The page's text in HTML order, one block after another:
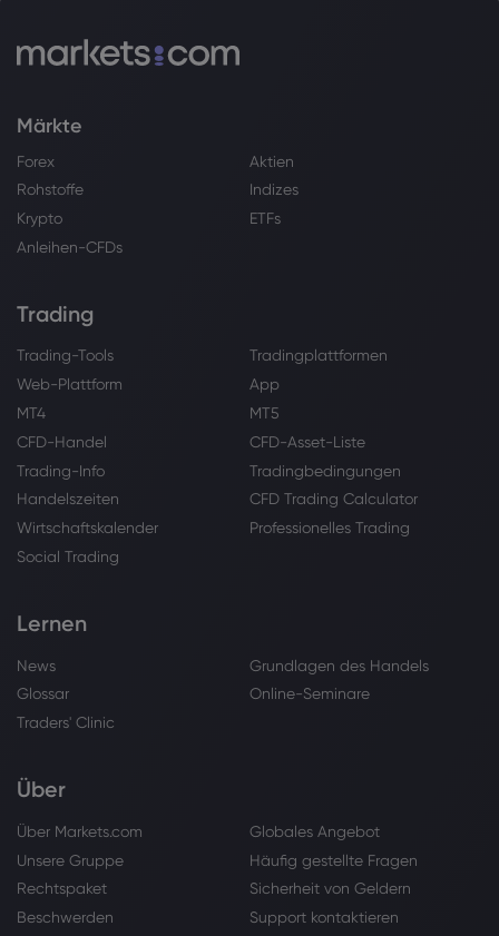
Märkte
Forex
Aktien
Rohstoffe
Indizes
Krypto
ETFs
Anleihen-CFDs
Trading
Trading-Tools
Tradingplattformen
Web-Plattform
App
MT4
MT5
CFD-Handel
CFD-Asset-Liste
Trading-Info
Tradingbedingungen
Handelszeiten
CFD Trading Calculator
Wirtschaftskalender
Professionelles Trading
Social Trading
Lernen
News
Grundlagen des Handels
Glossar
Online-Seminare
Traders' Clinic
Über
Über Markets.com
Globales Angebot
Unsere Gruppe
Häufig gestellte Fragen
Rechtspaket
Sicherheit von Geldern
Beschwerden
Support kontaktieren